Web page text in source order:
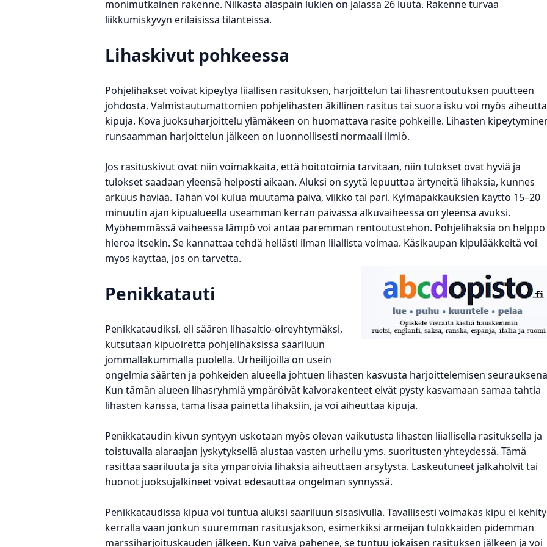
monimutkainen rakenne. Nilkasta alaspäin lukien on jalassa 26 luuta. Rakenne turvaa
liikkumiskyvyn erilaisissa tilanteissa.
Lihaskivut pohkeessa
Pohjelihakset voivat kipeytyä liiallisen rasituksen, harjoittelun tai lihasrentoutuksen puutteen
johdosta. Valmistautumattomien pohjelihasten äkillinen rasitus tai suora isku voi myös
kipuja. Kova juoksuharjoittelu ylämäkeen on huomattava rasite pohkeille. Lihasten
runsaamman harjoittelun jälkeen on luonnollisesti normaali ilmiö.
Jos rasituskivut ovat niin voimakkaita, että hoitotoimia tarvitaan, niin tulokset ovat hyviä ja
tulokset saadaan yleensä helposti aikaan. Aluksi on syytä lepuuttaa ärtyneitä lihaksia, kunnes
arkuus häviää. Tähän voi kulua muutama päivä, viikko tai pari. Kylmäpakkauksien käyttö 15–20
minuutin ajan kipualueella useamman kerran päivässä alkuvaiheessa on yleensä avuksi.
Myöhemmässä vaiheessa lämpö voi antaa paremman rentoutustehon. Pohjelihaksia on helppo
hieroa itsekin. Se kannattaa tehdä hellästi ilman liiallista voimaa. Käsikaupan kipulääkkeitä voi
myös käyttää, jos on tarvetta.
Penikkatauti
Penikkataudiksi, eli säären lihasaitio-oireyhtymäksi,
kutsutaan kipuoiretta pohjelihaksissa sääriluun
jommallakummalla puolella. Urheilijoilla on usein
ongelmia säärten ja pohkeiden alueella johtuen lihasten kasvusta harjoittelemisen
Kun tämän alueen lihasryhmiä ympäröivät kalvorakenteet eivät pysty kasvamaan samaa tahtia
lihasten kanssa, tämä lisää painetta lihaksiin, ja voi aiheuttaa kipuja.
Penikkataudin kivun syntyyn uskotaan myös olevan vaikutusta lihasten liiallisella rasituksella ja
toistuvalla alaraajan jyskytyksellä alustaa vasten urheilu yms. suoritusten yhteydessä. Tämä
rasittaa sääriluuta ja sitä ympäröiviä lihaksia aiheuttaen ärsytystä. Laskeutuneet jalkaholvit tai
huonot juoksujalkineet voivat edesauttaa ongelman synnyssä.
Penikkataudissa kipua voi tuntua aluksi sääriluun sisäsivulla. Tavallisesti voimakas kipu ei kehity
kerralla vaan jonkun suuremman rasitusjakson, esimerkiksi armeijan tulokkaiden pidemmän
marssiharjoituskauden jälkeen. Kun vaiva pahenee, se tuntuu jokaisen rasituksen jälkeen ja voi